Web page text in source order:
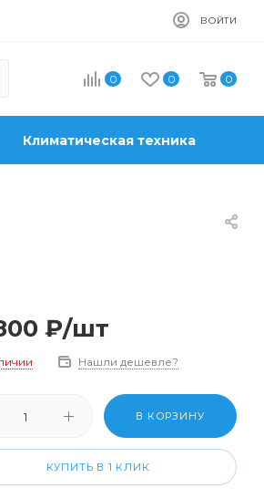
ВОЙТИ
0 0 0
Климатическая техника
₽/шт
Нашли дешевле?
В КОРЗИНУ
КУПИТЬ В 1 КЛИК